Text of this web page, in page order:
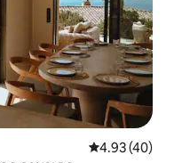
คะแนนเฉลี่ย
4.93 (40)